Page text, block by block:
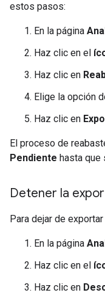
estos pasos:
En la página
Haz clic en el
Haz clic en
Elige la opción
Haz clic en
El proceso de
Pendiente hasta que
Detener la
Para dejar de
En la página
Haz clic en el
Haz clic en